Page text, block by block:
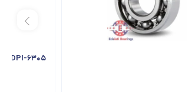
۶۳۰۵-N DPI